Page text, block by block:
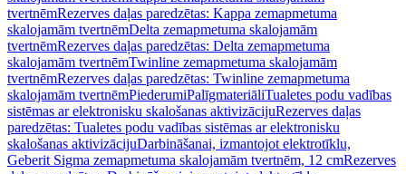
tvertnēmRezerves daļas paredzētas: Kappa zemapmetuma
skalojamām tvertnēmDelta zemapmetuma skalojamām
tvertnēmRezerves daļas paredzētas: Delta zemapmetuma
skalojamām tvertnēmTwinline zemapmetuma skalojamām
tvertnēmRezerves daļas paredzētas: Twinline zemapmetuma
skalojamām tvertnēmPiederumiPalīgmateriāliTualetes podu vadības
sistēmas ar elektronisku skalošanas aktivizācijuRezerves daļas
paredzētas: Tualetes podu vadības sistēmas ar elektronisku
skalošanas aktivizācijuDarbināšanai, izmantojot elektrotīklu,
Geberit Sigma zemapmetuma skalojamām tvertnēm, 12 cmRezerves